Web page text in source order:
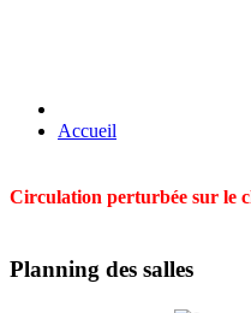
Accueil
Circulation perturbée sur le
Planning des salles